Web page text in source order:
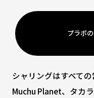
プラポ
シャリングはすべて
Muchu Planet、タカ